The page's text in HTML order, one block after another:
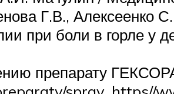
Г.В., Алексеенко
при боли в горле у
препарату